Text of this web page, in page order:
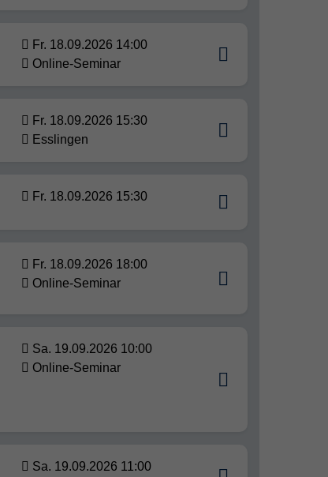
Fr. 18.09.2026 14:00
Online-Seminar
Fr. 18.09.2026 15:30
Esslingen
Fr. 18.09.2026 15:30
Fr. 18.09.2026 18:00
Online-Seminar
Sa. 19.09.2026 10:00
Online-Seminar
Sa. 19.09.2026 11:00